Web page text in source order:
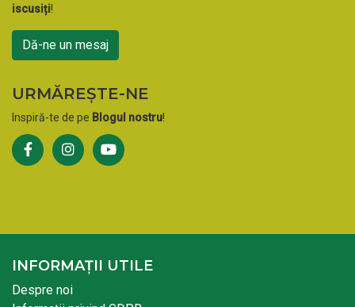
iscusiți!
Dă-ne un mesaj
URMĂREȘTE-NE
Inspiră-te de pe Blogul nostru!
INFORMAȚII UTILE
Despre noi